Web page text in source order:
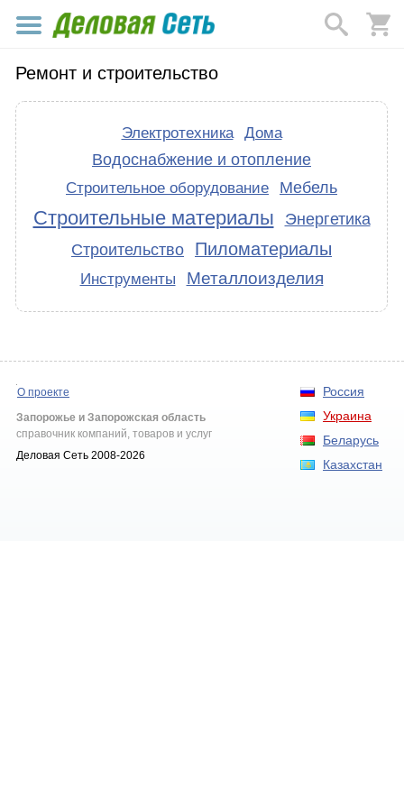
Ремонт и строительство
Электротехника Дома
Водоснабжение и отопление
Строительное оборудование Мебель
Строительные материалы
Энергетика
Строительство
Пиломатериалы
Инструменты Металлоизделия
Россия
Украина
Беларусь
Казахстан
О проекте
Запорожье и Запорожская область
справочник компаний, товаров и услуг
Деловая Сеть 2008-2026